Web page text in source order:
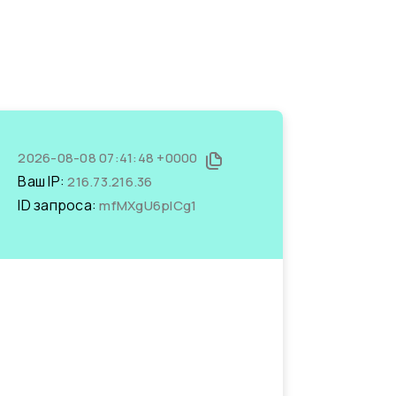
2026-08-08 07:41:48 +0000
Ваш IP:216.73.216.36
ID запроса:mfMXgU6pICg1